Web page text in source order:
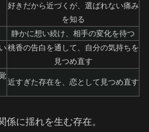
好きだから近づくが、選ばれない痛み
を知る
静かに想い続け、相手の変化を待つ
桃香の告白を通して、自分の気持ちを
見つめ直す
近すぎた存在を、恋として見つめ直す
係に揺れを生む存在。